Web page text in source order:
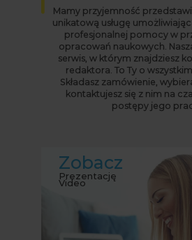
Mamy przyjemność
unikatową usługę
profesjonalnej pomocy w
opracowań naukowych.
serwis, w którym znajdziesz
redaktora. To Ty o
Składasz zamówienie,
kontaktujesz się z nim na
postępy jego
Zobacz
Prezentację
Video